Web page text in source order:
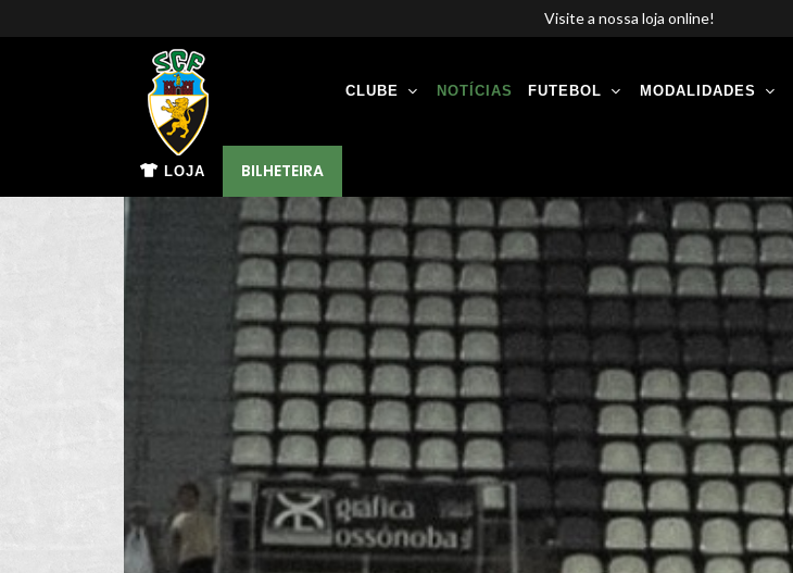
Visite a nossa loja online!
LOJA BILHETEIRA
CLUBE NOTÍCIAS FUTEBOL MODALIDADES